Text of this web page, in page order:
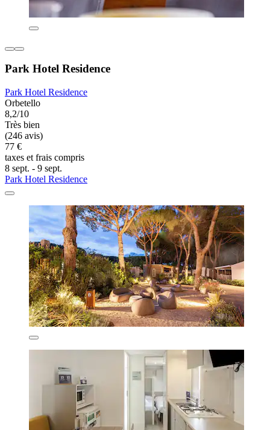
Park Hotel Residence
Park Hotel Residence
Orbetello
8,2/10
Très bien
(246 avis)
77 €
taxes et frais compris
8 sept. - 9 sept.
Park Hotel Residence